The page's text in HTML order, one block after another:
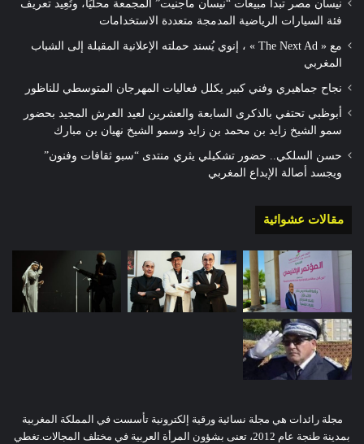
نيسان مصر تبدأ مبيعات “نيسان ماجنيت” المجمعة محليًا، وتُعِيد تعريف
فئة السيارات الرياضية المدمجة متعددة الاستخدامات
مع « The Next Ad » ، إنوي يُسند حملته الإعلانية المقبلة إلى الشباب
المغربي
نجاح جماهيري وفني كبير يكلل فعاليات المهرجان المتوسطي للناظور
أبوظبي تحتفي بالذكرى السابعة والعشرين لعيد العرش المجيد بحضور
سمو الشيخ زايد بن محمد بن زايد وسمو الشيخ نهيان بن مبارك
حسن السلكي.. حضور تشكيلي يثري منتدى “سبو ثقافات وفنون”
ويجسد أصالة الإبداع المغربي
مقالات عشوائية
مجلة رائدات هي مجلة نسائية ورقية إلكترونية تأسست في المملكة المغربية
بمدينة طنجة عام 2012، تعنى بشؤون المرأة العربية في مختلف المجالات.تغطي